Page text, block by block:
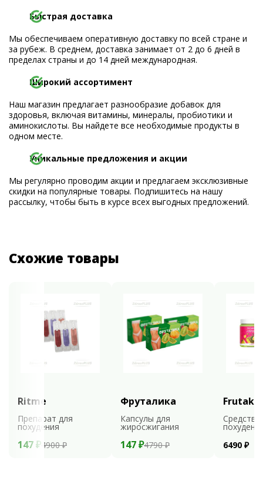
Быстрая доставка
Мы обеспечиваем оперативную доставку по всей стране и
за рубеж. В среднем, доставка занимает от 2 до 6 дней в
пределах страны и до 14 дней международная.
Широкий ассортимент
Наш магазин предлагает разнообразие добавок для
здоровья, включая витамины, минералы, пробиотики и
аминокислоты. Вы найдете все необходимые продукты в
одном месте.
Уникальные предложения и акции
Мы регулярно проводим акции и предлагаем эксклюзивные
скидки на популярные товары. Подпишитесь на нашу
рассылку, чтобы быть в курсе всех выгодных предложений.
Схожие товары
Ritme
Препарат для
похудения
147 ₽ 4900 ₽
Фруталика
Капсулы для
жиросжигания
147 ₽4790 ₽
6490 ₽